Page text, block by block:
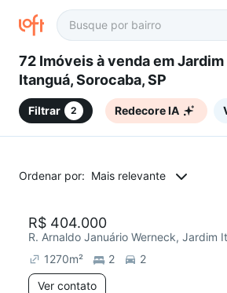
72 Imóveis à venda em Jardim
Itanguá, Sorocaba, SP
Filtrar 2 Redecore IA
Ordenar por: Mais relevante
Redecorar
R$ 404.000
R. Arnaldo Januário Werneck, Jardim
1270m² 2
2
Ver contato